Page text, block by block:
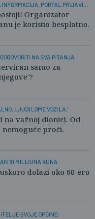
PORTAL PRIJAVIO
Organizator
je koristio besplatno.
NA SVA PITANJA
samo za
LJUDI LOME VOZILA.'
na važnoj dionici. Od
proći.
10 MILIJUNA KUNA
dolazi oko 60-ero
SVOJE OPĆINE: